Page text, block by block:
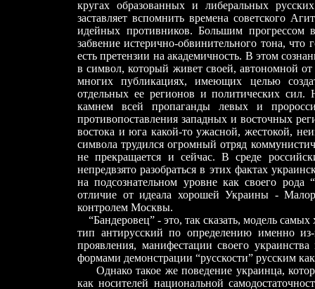
кругах образованных и либеральных
заставляет вспомнить времена советского
идейных противников. Большим
забвение истерично-обвинительного тона, что
есть претензии на академичность. В этом
в символ, который живет своей, автономной
многих публикациях, имеющих целью
отдельных ее регионов и политических сил.
камнем всей пропаганды левых и
противопоставления западных и восточных
востока и юга какой-то ужасной, жестокой,
символа трудился огромный отряд
не прекращается и сейчас. В среде
непредвзято разобраться в этих фактах
на подсознательном уровне как своего
отличие от идеала хорошей Украины -
контролем Москвы.
“Бандеровец” - это, так сказать, модель
тип антирусский по определению именно из-
проявления, манифестации своего
формами демонстрации “русскости” русским
Однако такое же поведение украинца,
как носителей национальной